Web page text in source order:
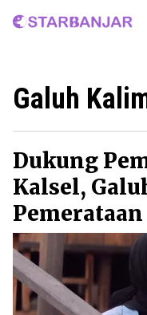
Home
Galuh
Dukung
Kalsel,